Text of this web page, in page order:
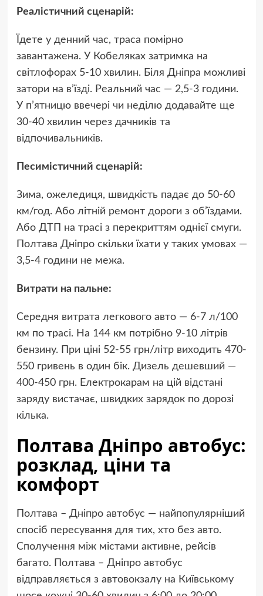
Реалістичний сценарій:
Їдете у денний час, траса помірно
завантажена. У Кобеляках затримка на
світлофорах 5-10 хвилин. Біля Дніпра можливі
затори на в’їзді. Реальний час — 2,5-3 години.
У п’ятницю ввечері чи неділю додавайте ще
30-40 хвилин через дачників та
відпочивальників.
Песимістичний сценарій:
Зима, ожеледиця, швидкість падає до 50-60
км/год. Або літній ремонт дороги з об’їздами.
Або ДТП на трасі з перекриттям однієї смуги.
Полтава Дніпро скільки їхати у таких умовах —
3,5-4 години не межа.
Витрати на пальне:
Середня витрата легкового авто — 6-7 л/100
км по трасі. На 144 км потрібно 9-10 літрів
бензину. При ціні 52-55 грн/літр виходить 470-
550 гривень в один бік. Дизель дешевший —
400-450 грн. Електрокарам на цій відстані
заряду вистачає, швидких зарядок по дорозі
кілька.
Полтава Дніпро автобус:
розклад, ціни та
комфорт
Полтава – Дніпро автобус — найпопулярніший
спосіб пересування для тих, хто без авто.
Сполучення між містами активне, рейсів
багато. Полтава – Дніпро автобус
відправляється з автовокзалу на Київському